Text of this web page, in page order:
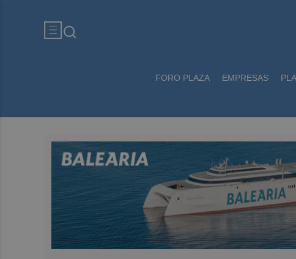
FORO PLAZA EMPRESAS